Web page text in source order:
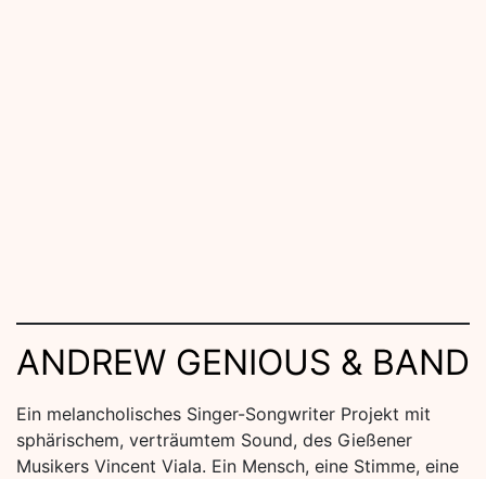
ANDREW GENIOUS & BAND
Ein melancholisches Singer-Songwriter Projekt mit
sphärischem, verträumtem Sound, des Gießener
Musikers Vincent Viala. Ein Mensch, eine Stimme, eine